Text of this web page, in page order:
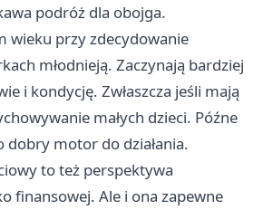
podróż dla obojga.
wieku przy zdecydowanie
młodnieją. Zaczynają bardziej
i kondycję. Zwłaszcza jeśli mają
małych dzieci. Późne
dobry motor do działania.
to też perspektywa
finansowej. Ale i ona zapewne